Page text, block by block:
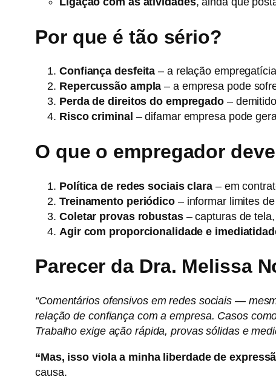
Por que é tão sério?
Confiança desfeita – a relação
Repercussão ampla – a empresa pode
Perda de direitos do empregado –
Risco criminal – difamar empresa pode
O que o empregador
Política de redes sociais clara– em
Treinamento periódico– informar limites
Coletar provas robustas– capturas de
Agir com proporcionalidade e
Parecer da Dra. Melissa
“Comentários ofensivos em redes sociais —
relação de confiança com a empresa. Casos
Trabalho exige ação rápida, provas sólidas e
“Mas, isso viola a minha liberdade de
causa.